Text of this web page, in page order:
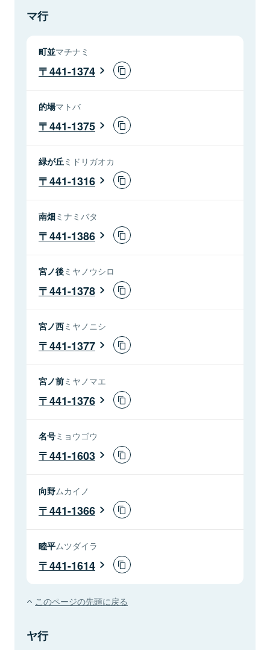
マ行
町並マチナミ
441-1374
的場マトバ
441-1375
緑が丘 ミドリガオカ
441-1316
南畑ミナミバタ
441-1386
宮ノ後ミヤノウシロ
441-1378
宮ノ西ミヤノニシ
441-1377
宮ノ前ミヤノマエ
441-1376
名号ミョウゴウ
441-1603
向野ムカイノ
441-1366
睦平ムツダイラ
441-1614
このページの先頭に戻る
ヤ行